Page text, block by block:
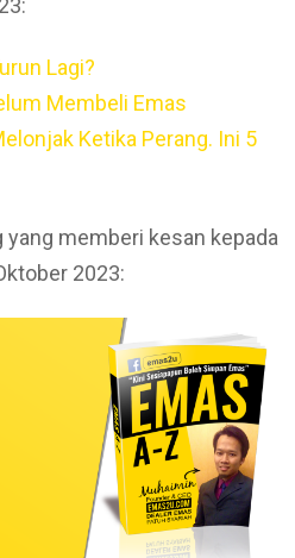
Lagi?
Membeli Emas
Ketika Perang. Ini 5
memberi kesan kepada
2023: